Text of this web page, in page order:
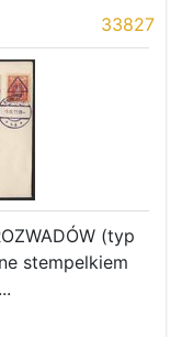
33827
(typ
stempelkiem